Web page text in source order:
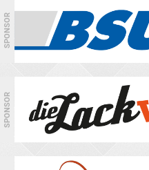
SPONSOR
SPONSOR